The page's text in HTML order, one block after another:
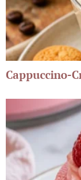
Cappuccino-